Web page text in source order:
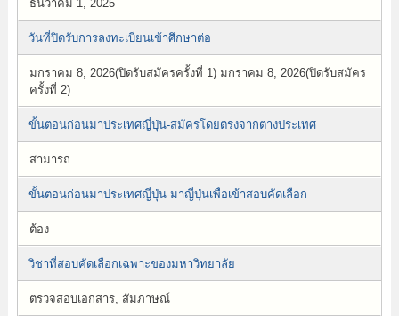
ธันวาคม 1, 2025
วันที่ปิดรับการลงทะเบียนเข้าศึกษาต่อ
มกราคม 8, 2026(ปิดรับสมัครครั้งที่ 1) มกราคม 8, 2026(ปิดรับสมัคร
ครั้งที่ 2)
ขั้นตอนก่อนมาประเทศญี่ปุ่น-สมัครโดยตรงจากต่างประเทศ
สามารถ
ขั้นตอนก่อนมาประเทศญี่ปุ่น-มาญี่ปุ่นเพื่อเข้าสอบคัดเลือก
ต้อง
วิชาที่สอบคัดเลือกเฉพาะของมหาวิทยาลัย
ตรวจสอบเอกสาร, สัมภาษณ์